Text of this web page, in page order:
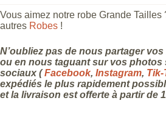
Vous aimez notre robe Grande
autres Robes !
N’oubliez pas de nous partager
ou en nous taguant sur vos photos
sociaux (Facebook, Instagram, Tik-
expédiés le plus rapidement
et la livraison est offerte à partir de